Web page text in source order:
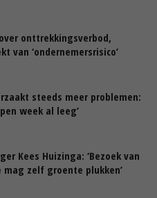
onttrekkingsverbod,
van ‘ondernemersrisico’
steeds meer problemen:
week al leeg’
Kees Huizinga: ‘Bezoek van
mag zelf groente plukken’